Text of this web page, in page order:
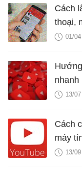
Cách
thoại,
01/04
nhanh
13/07
Cách
máy
13/09